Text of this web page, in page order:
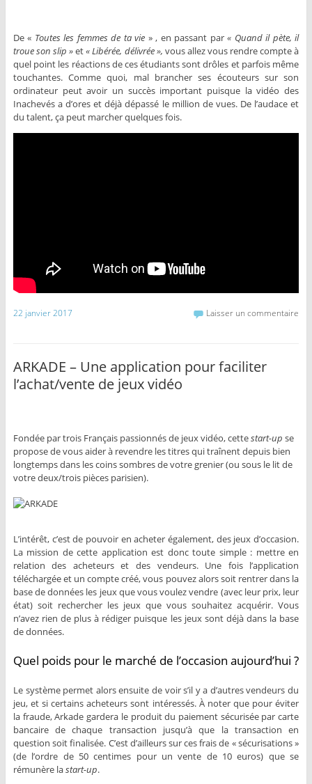
De « Toutes les femmes de ta vie » , en passant par« Quand il pète, il
troue son slip »et« Libérée, délivrée », vous allez vous rendre compte à
quel point les réactions de ces étudiants sont drôles et parfois même
touchantes. Comme quoi, mal brancher ses écouteurs sur son
ordinateur peut avoir un succès important puisque la vidéo des
Inachevés a d’ores et déjà dépassé le million de vues. De l’audace et
du talent, ça peut marcher quelques fois.
22 janvier 2017 Laisser un commentaire
ARKADE – Une application pour faciliter
l’achat/vente de jeux vidéo
Fondée par trois Français passionnés de jeux vidéo, cettestart-up se
propose de vous aider à revendre les titres qui traînent depuis bien
longtemps dans les coins sombres de votre grenier (ou sous le lit de
votre deux/trois pièces parisien).
L’intérêt, c’est de pouvoir en acheter également, des jeux d’occasion.
La mission de cette application est donc toute simple : mettre en
relation des acheteurs et des vendeurs. Une fois l’application
téléchargée et un compte créé, vous pouvez alors soit rentrer dans la
base de données les jeux que vous voulez vendre (avec leur prix, leur
état) soit rechercher les jeux que vous souhaitez acquérir. Vous
n’avez rien de plus à rédiger puisque les jeux sont déjà dans la base
de données.
Quel poids pour le marché de l’occasion aujourd’hui ?
Le système permet alors ensuite de voir s’il y a d’autres vendeurs du
jeu, et si certains acheteurs sont intéressés. À noter que pour éviter
la fraude, Arkade gardera le produit du paiement sécurisée par carte
bancaire de chaque transaction jusqu’à que la transaction en
question soit finalisée. C’est d’ailleurs sur ces frais de « sécurisations »
(de l’ordre de 50 centimes pour un vente de 10 euros) que se
rémunère lastart-up.